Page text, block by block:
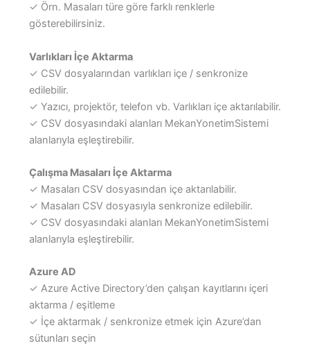
✓ Örn. Masaları türe göre farklı renklerle
gösterebilirsiniz.
Varlıkları İçe Aktarma
✓ CSV dosyalarından varlıkları içe / senkronize
edilebilir.
✓ Yazıcı, projektör, telefon vb. Varlıkları içe aktarılabilir.
✓ CSV dosyasındaki alanları MekanYonetimSistemi
alanlarıyla eşleştirebilir.
Çalışma Masaları İçe Aktarma
✓ Masaları CSV dosyasından içe aktarılabilir.
✓ Masaları CSV dosyasıyla senkronize edilebilir.
✓ CSV dosyasındaki alanları MekanYonetimSistemi
alanlarıyla eşleştirebilir.
Azure AD
✓ Azure Active Directory’den çalışan kayıtlarını içeri
aktarma / eşitleme
✓ İçe aktarmak / senkronize etmek için Azure’dan
sütunları seçin